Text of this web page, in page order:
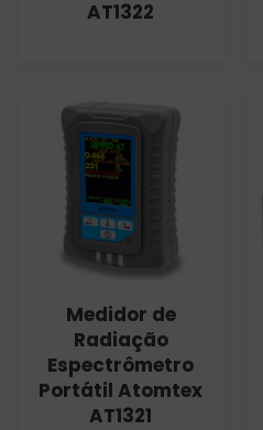
AT1322
Medidor de
Radiação
Espectrômetro
Portátil Atomtex
AT1321